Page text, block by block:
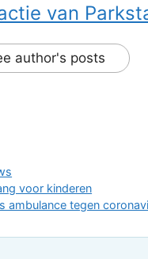
van
author's posts
voor kinderen
ambulance tegen